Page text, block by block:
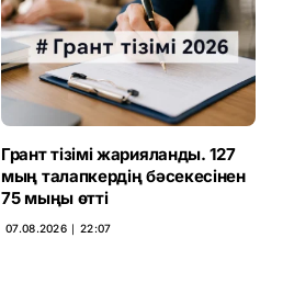
Грант тізімі жарияланды. 127
мың талапкердің бәсекесінен
75 мыңы өтті
07.08.2026 ∣ 22:07